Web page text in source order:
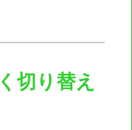
切り替え